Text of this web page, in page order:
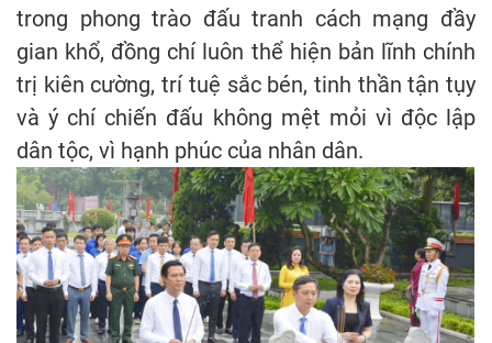
trong phong trào đấu tranh cách mạng đầy
gian khổ, đồng chí luôn thể hiện bản lĩnh chính
trị kiên cường, trí tuệ sắc bén, tinh thần tận tụy
và ý chí chiến đấu không mệt mỏi vì độc lập
dân tộc, vì hạnh phúc của nhân dân.